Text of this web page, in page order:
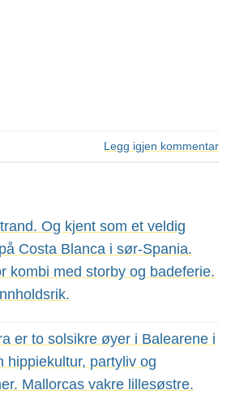
Legg igjen kommentar
Og kjent som et veldig
Costa Blanca i sør-Spania.
kombi med storby og badeferie.
er to solsikre øyer i Balearene i
hippiekultur, partyliv og
Mallorcas vakre lillesøstre.